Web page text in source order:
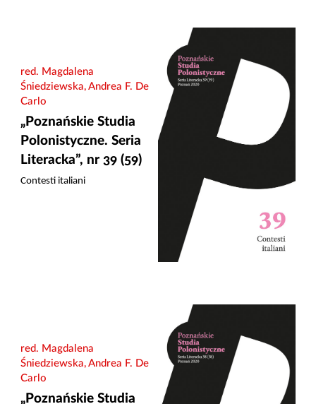
red. Magdalena
Śniedziewska, Andrea F. De
Carlo
„Poznańskie Studia
Polonistyczne. Seria
Literacka”, nr 39 (59)
Contesti italiani
red. Magdalena
Śniedziewska, Andrea F. De
Carlo
„Poznańskie Studia